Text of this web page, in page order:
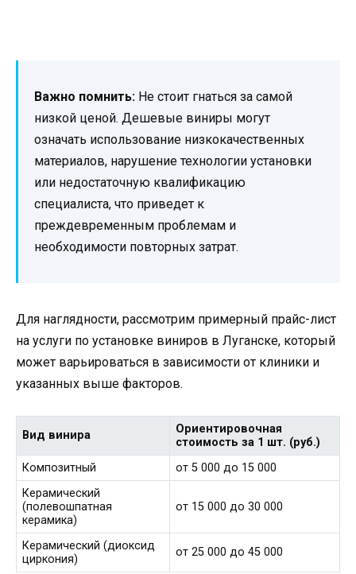
Важно помнить: Не стоит гнаться за самой
низкой ценой. Дешевые виниры могут
означать использование низкокачественных
материалов, нарушение технологии установки
или недостаточную квалификацию
специалиста, что приведет к
преждевременным проблемам и
необходимости повторных затрат.
Для наглядности, рассмотрим примерный прайс-лист
на услуги по установке виниров в Луганске, который
может варьироваться в зависимости от клиники и
указанных выше факторов.
Вид винира
Ориентировочная
стоимость за 1 шт. (руб.)
Композитный
от 5 000 до 15 000
Керамический
(полевошпатная
керамика)
от 15 000 до 30 000
Керамический (диоксид
циркония)
от 25 000 до 45 000